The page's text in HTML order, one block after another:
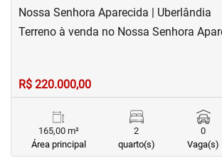
Nossa Senhora Aparecida | Uberlândia
Terreno à venda no Nossa Senhora
R$ 220.000,00
165,00 m²
Área principal
2
quarto(s)
0
Vaga(s)